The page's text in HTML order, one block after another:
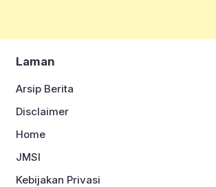
Laman
Arsip Berita
Disclaimer
Home
JMSI
Kebijakan Privasi